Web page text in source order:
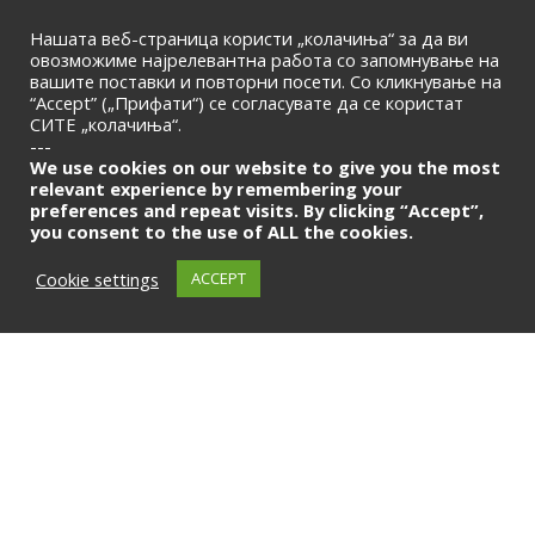
ПОЧЕТНА
© 2026 | Македонска Банкарска Асоцијација
Само за членови
Нашата веб-страница користи „колачиња“ за да ви
овозможиме најрелевантна работа со запомнување на
вашите поставки и повторни посети. Со кликнување на
“Accept” („Прифати“) се согласувате да се користат
СИТЕ „колачиња“.
---
We use cookies on our website to give you the most
relevant experience by remembering your
preferences and repeat visits. By clicking “Accept”,
you consent to the use of ALL the cookies.
Cookie settings
ACCEPT